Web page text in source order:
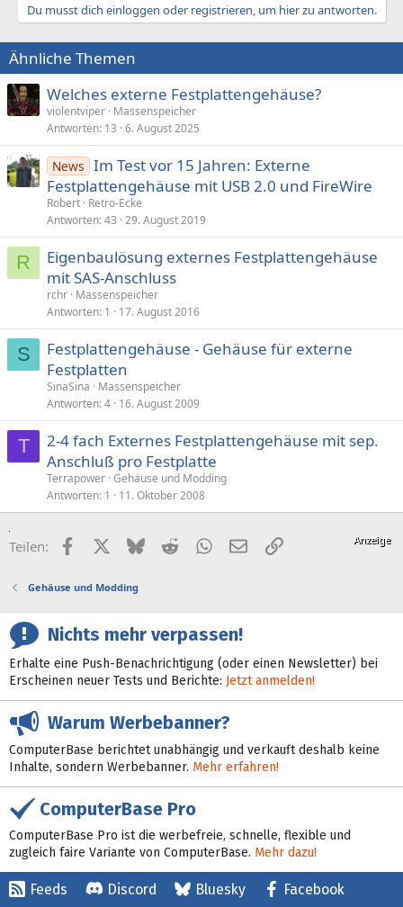
Du musst dich einloggen oder registrieren, um hier zu antworten.
Ähnliche Themen
Welches externe Festplattengehäuse?
violentviper Massenspeicher
Antworten 13 6. August 2025
News Im Test vor 15 Jahren: Externe
Festplattengehäuse mit USB 2.0 und FireWire
Robert Retro-Ecke
Antworten 43 29. August 2019
R
Eigenbaulösung externes Festplattengehäuse
mit SAS-Anschluss
rchr Massenspeicher
Antworten 1 17. August 2016
S
Festplattengehäuse - Gehäuse für externe
Festplatten
SinaSina
Massenspeicher
Antworten 4 16. August 2009
T
2-4 fach Externes Festplattengehäuse mit sep.
Anschluß pro Festplatte
Terrapower Gehäuse und Modding
Antworten 1 11. Oktober 2008
Teilen: FacebookX (Twitter)
BlueskyRedditWhatsApp
E-MailLink
Gehäuse und Modding
Nichts mehr verpassen!
Erhalte eine Push-Benachrichtigung (oder einen Newsletter) bei
Erscheinen neuer Tests und Berichte: Jetzt anmelden!
Warum Werbebanner?
ComputerBase berichtet unabhängig und verkauft deshalb keine
Inhalte, sondern Werbebanner. Mehr erfahren!
ComputerBase Pro
ComputerBase Pro ist die werbefreie, schnelle, flexible und
zugleich faire Variante von ComputerBase. Mehr dazu!
Feeds Discord Bluesky Facebook